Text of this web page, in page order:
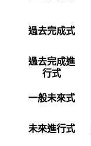
過去完成式
過去完成進
行式
一般未來式
未來進行式